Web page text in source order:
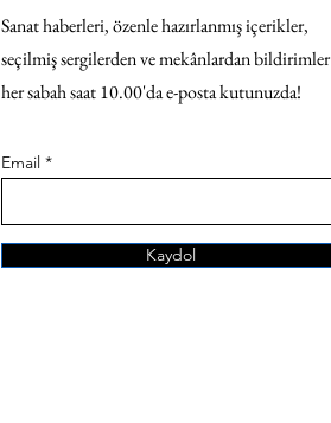
Sanat haberleri, özenle hazırlanmış içerikler,
seçilmiş sergilerden ve mekânlardan bildirimler
her sabah saat 10.00'da e-posta kutunuzda!
Email
Kaydol